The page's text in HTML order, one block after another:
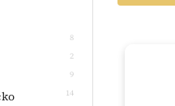
8
2
9
14